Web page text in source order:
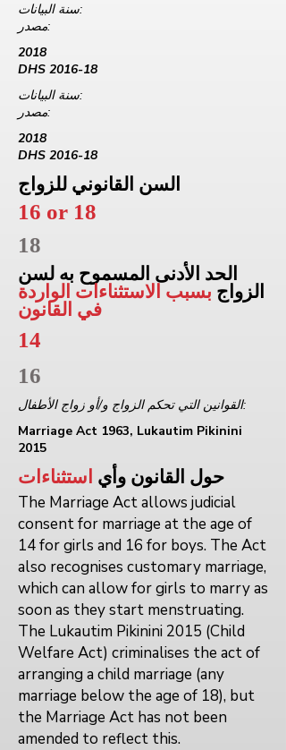
سنة البيانات:
مصدر:
2018
DHS 2016-18
سنة البيانات:
مصدر:
2018
DHS 2016-18
السن القانوني للزواج
16 or 18
18
الحد الأدنى المسموح به لسن
الزواج بسبب الاستثناءات الواردة
في القانون
14
16
القوانين التي تحكم الزواج و/أو زواج الأطفال:
Marriage Act 1963, Lukautim Pikinini
2015
حول القانون وأي استثناءات
The Marriage Act allows judicial
consent for marriage at the age of
14 for girls and 16 for boys. The Act
also recognises customary marriage,
which can allow for girls to marry as
soon as they start menstruating.
The Lukautim Pikinini 2015 (Child
Welfare Act) criminalises the act of
arranging a child marriage (any
marriage below the age of 18), but
the Marriage Act has not been
amended to reflect this.